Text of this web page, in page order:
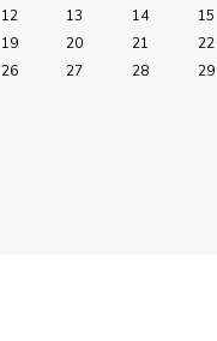
12 13 14 15
19 20 21 22
26 27 28 29